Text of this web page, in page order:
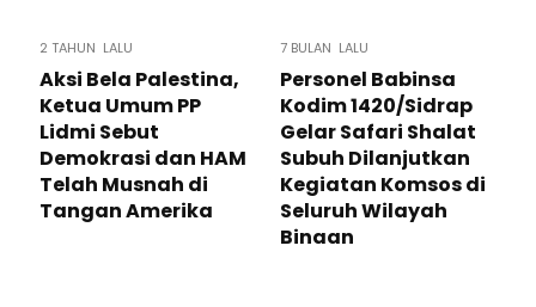
2 TAHUN LALU
Aksi Bela Palestina,
Ketua Umum PP
Lidmi Sebut
Demokrasi dan HAM
Telah Musnah di
Tangan Amerika
7 BULAN LALU
Personel Babinsa
Kodim 1420/Sidrap
Gelar Safari Shalat
Subuh Dilanjutkan
Kegiatan Komsos di
Seluruh Wilayah
Binaan